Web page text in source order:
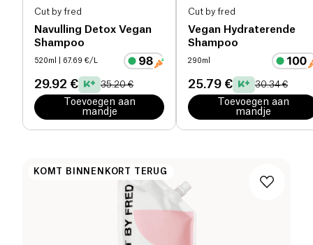
Cut by fred
Navulling Detox Vegan
Shampoo
520ml | 67.69 €/L
29.92 € 35.20 €
Toevoegen aan
mandje
Cut by fred
Vegan Hydraterende
Shampoo
290ml
25.79 € 30.34 €
Toevoegen aan
mandje
KOMT BINNENKORT TERUG